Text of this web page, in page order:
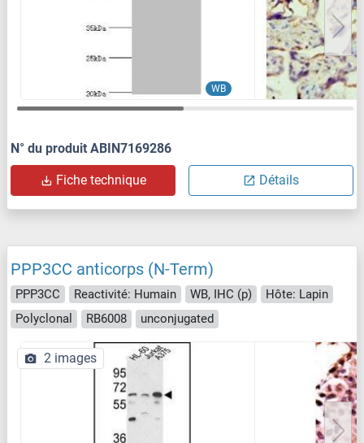
WB
N° du produit ABIN7169286
Fiche technique Détails
PPP3CC anticorps (N-Term)
PPP3CC Reactivité: Humain WB, IHC (p)
Hôte: Lapin
Polyclonal
RB6008 unconjugated
2 images